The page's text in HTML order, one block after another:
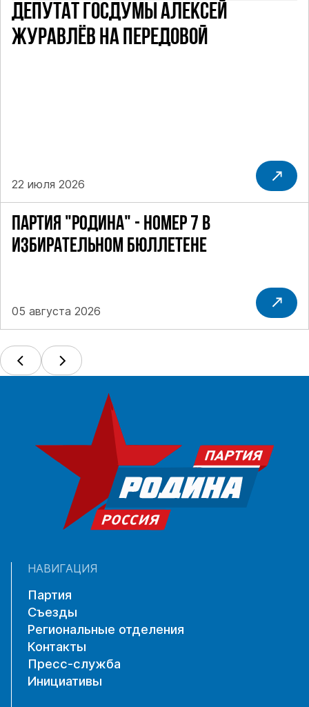
ПАРТИЯ "РОДИНА" - НОМЕР 7 В
ИЗБИРАТЕЛЬНОМ БЮЛЛЕТЕНЕ
05 августа 2026
ДЕПУТАТ ГОСДУМЫ АЛЕКСЕЙ
ЖУРАВЛЁВ НА ПЕРЕДОВОЙ
22 июля 2026
НАВИГАЦИЯ
Партия
Съезды
Региональные отделения
Контакты
Пресс-служба
Инициативы